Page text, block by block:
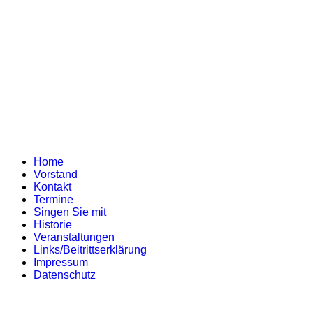
Home
Vorstand
Kontakt
Termine
Singen Sie mit
Historie
Veranstaltungen
Links/Beitrittserklärung
Impressum
Datenschutz